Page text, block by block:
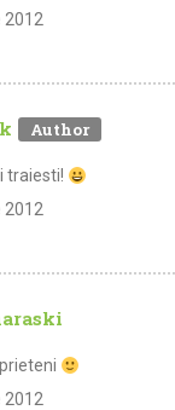
2012
traiesti!
2012
2012